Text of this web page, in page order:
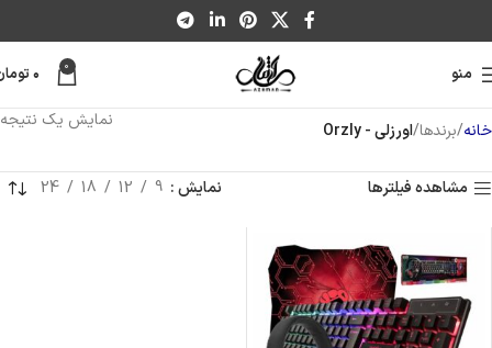
منو 0 ۰
خانه برندها اورزلی - Orzly نمایش یک نتیجه
مشاهده فیلترها نمایش 9
12
18
24